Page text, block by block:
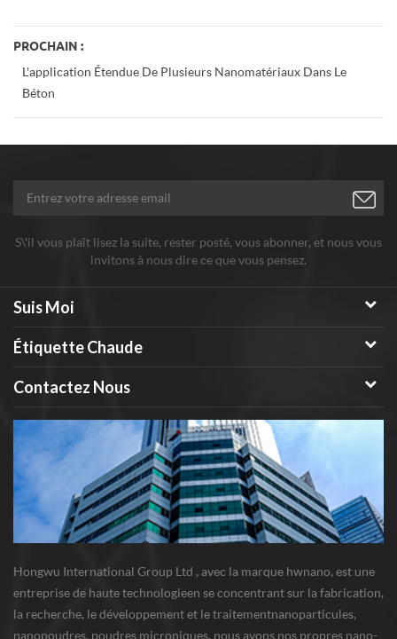
PROCHAIN :
L'application Étendue De Plusieurs Nanomatériaux Dans Le
Béton
S\'il vous plaît lisez la suite, rester posté, vous abonner, et nous vous
invitons à nous dire ce que vous pensez.
Suis Moi
Étiquette Chaude
Contactez Nous
Hongwu International Group Ltd , avec la marque hwnano, est une
entreprise de haute technologieen se concentrant sur la fabrication,
la recherche, le développement et le traitementnanoparticules,
nanopoudres, poudres microniques. nous avons nos propres nano-